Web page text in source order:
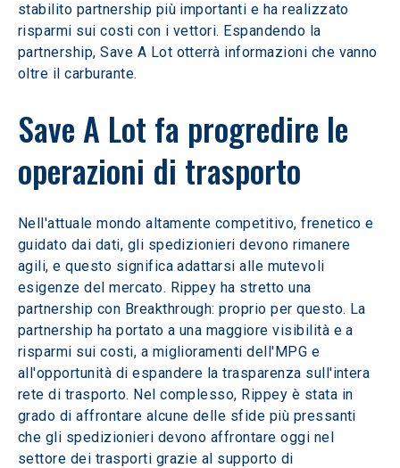
stabilito partnership più importanti e ha realizzato
risparmi sui costi con i vettori. Espandendo la
partnership, Save A Lot otterrà informazioni che vanno
oltre il carburante.
Save A Lot fa progredire le
operazioni di trasporto
Nell'attuale mondo altamente competitivo, frenetico e
guidato dai dati, gli spedizionieri devono rimanere
agili, e questo significa adattarsi alle mutevoli
esigenze del mercato. Rippey ha stretto una
partnership con Breakthrough: proprio per questo. La
partnership ha portato a una maggiore visibilità e a
risparmi sui costi, a miglioramenti dell'MPG e
all'opportunità di espandere la trasparenza sull'intera
rete di trasporto. Nel complesso, Rippey è stata in
grado di affrontare alcune delle sfide più pressanti
che gli spedizionieri devono affrontare oggi nel
settore dei trasporti grazie al supporto di